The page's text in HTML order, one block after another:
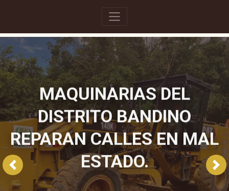
MAQUINARIAS DEL
DISTRITO BANDINO
REPARAN CALLES EN MAL
ESTADO.